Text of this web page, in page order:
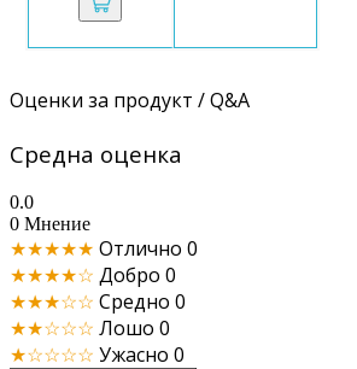
Оценки за продукт / Q&A
Средна оценка
0.0
0 Мнение
★★★★★ Отлично 0
★★★★☆ Добро 0
★★★☆☆ Средно 0
★★☆☆☆ Лошо 0
★☆☆☆☆ Ужасно 0